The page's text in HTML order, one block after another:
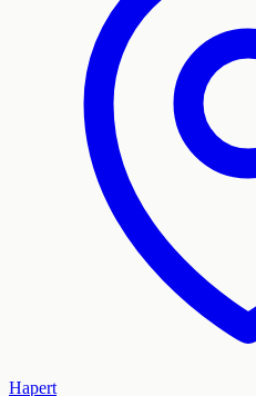
Hapert